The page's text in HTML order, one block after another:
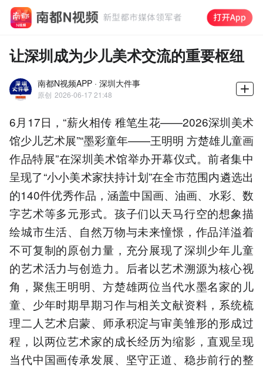
让深圳成为少儿美术交流的重要枢纽
南都N视频APP · 深圳大件事
原创 2026-06-17 21:48
6月17日，“薪火相传 稚笔生花——2026深圳美术
馆少儿艺术展”“墨彩童年——王明明 方楚雄儿童画
作品特展”在深圳美术馆举办开幕仪式。前者集中
呈现了“小小美术家扶持计划”在全市范围内遴选出
的140件优秀作品，涵盖中国画、油画、水彩、数
字艺术等多元形式。孩子们以天马行空的想象描
绘城市生活、自然万物与未来憧憬，作品洋溢着
不可复制的原创力量，充分展现了深圳少年儿童
的艺术活力与创造力。后者以艺术溯源为核心视
角，聚焦王明明、方楚雄两位当代水墨名家的儿
童、少年时期早期习作与相关文献资料，系统梳
理二人艺术启蒙、师承积淀与审美雏形的形成过
程，以两位艺术家的成长经历为缩影，直观呈现
当代中国画传承发展、坚守正道、稳步前行的整